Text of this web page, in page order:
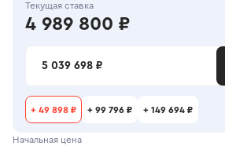
Текущая ставка
4 989 800 ₽
5 039 698 ₽
+ 49 898 ₽ + 99 796 ₽ + 149 694 ₽
Начальная цена